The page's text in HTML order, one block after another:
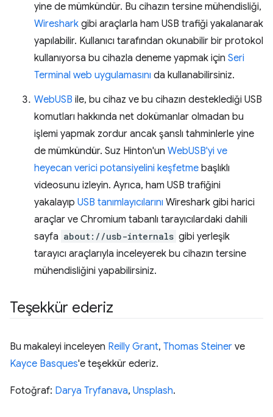
yine de mümkündür. Bu cihazın tersine mühendisliği,
Wireshark gibi araçlarla ham USB trafiği yakalanarak
yapılabilir. Kullanıcı tarafından okunabilir bir protokol
kullanıyorsa bu cihazla deneme yapmak için Seri
Terminal web uygulamasını da kullanabilirsiniz.
WebUSB ile, bu cihaz ve bu cihazın desteklediği USB
komutları hakkında net dokümanlar olmadan bu
işlemi yapmak zordur ancak şanslı tahminlerle yine
de mümkündür. Suz Hinton'un WebUSB'yi ve
heyecan verici potansiyelini keşfetme başlıklı
videosunu izleyin. Ayrıca, ham USB trafiğini
yakalayıp USB tanımlayıcılarını Wireshark gibi harici
araçlar ve Chromium tabanlı tarayıcılardaki dahili
sayfa about://usb-internals gibi yerleşik
tarayıcı araçlarıyla inceleyerek bu cihazın tersine
mühendisliğini yapabilirsiniz.
Teşekkür ederiz
Bu makaleyi inceleyen Reilly Grant, Thomas Steiner ve
Kayce Basques'e teşekkür ederiz.
Fotoğraf: Darya Tryfanava, Unsplash.